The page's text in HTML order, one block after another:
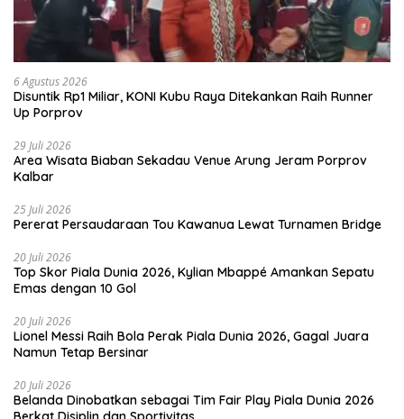
6 Agustus 2026
Disuntik Rp1 Miliar, KONI Kubu Raya Ditekankan Raih Runner
Up Porprov
29 Juli 2026
Area Wisata Biaban Sekadau Venue Arung Jeram Porprov
Kalbar
25 Juli 2026
Pererat Persaudaraan Tou Kawanua Lewat Turnamen Bridge
20 Juli 2026
Top Skor Piala Dunia 2026, Kylian Mbappé Amankan Sepatu
Emas dengan 10 Gol
20 Juli 2026
Lionel Messi Raih Bola Perak Piala Dunia 2026, Gagal Juara
Namun Tetap Bersinar
20 Juli 2026
Belanda Dinobatkan sebagai Tim Fair Play Piala Dunia 2026